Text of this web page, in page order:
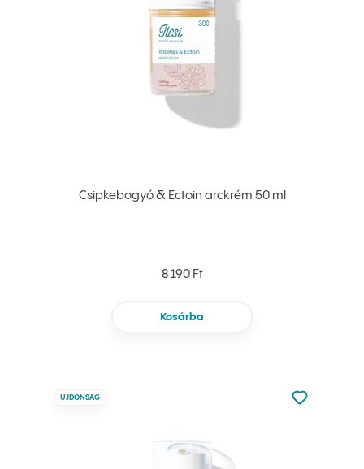
Csipkebogyó & Ectoin arckrém 50 ml
8 190 Ft
Kosárba
ÚJDONSÁG
Nincsen
Hozzáadás